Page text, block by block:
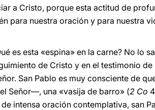
a Cristo, porque esta actitud de
para nuestra oración y para nuestra
es esta «espina» en la carne? No lo
de Cristo y en el testimonio
San Pablo es muy consciente de
Señor—, una «vasija de barro» (2 Co
intensa oración contemplativa, san